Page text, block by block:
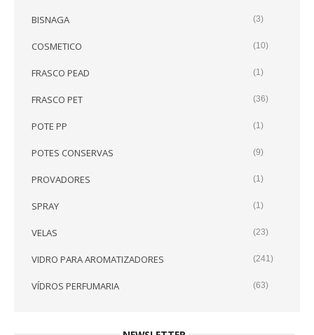
BISNAGA (3)
COSMETICO (10)
FRASCO PEAD (1)
FRASCO PET (36)
POTE PP (1)
POTES CONSERVAS (9)
PROVADORES (1)
SPRAY (1)
VELAS (23)
VIDRO PARA AROMATIZADORES (241)
VÍDROS PERFUMARIA (63)